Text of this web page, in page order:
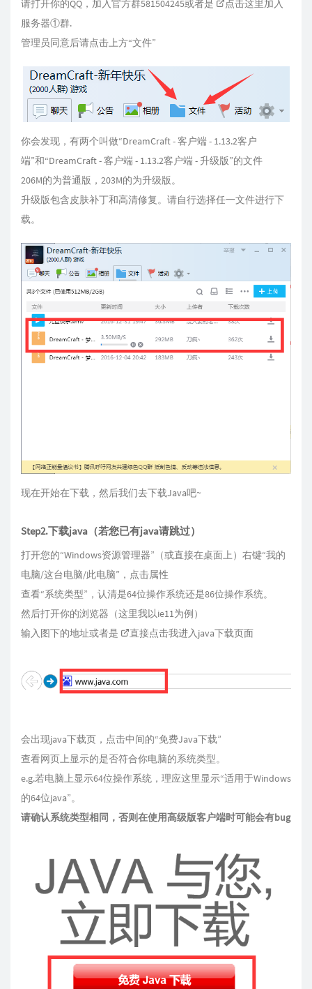
请打开你的QQ，加入官方群581504245或者是
点击这里加入
服务器①群.
管理员同意后请点击上方“文件”
你会发现，有两个叫做“DreamCraft - 客户端 - 1.13.2客户
端”和“DreamCraft - 客户端 - 1.13.2客户端 - 升级版”的文件
206M的为普通版，203M的为升级版。
升级版包含皮肤补丁和高清修复。请自行选择任一文件进行下
载。
现在开始在下载，然后我们去下载Java吧~
Step2.下载java（若您已有java请跳过）
打开您的“Windows资源管理器”（或直接在桌面上）右键“我的
电脑/这台电脑/此电脑”，点击属性
查看“系统类型”，认清是64位操作系统还是86位操作系统。
然后打开你的浏览器（这里我以ie11为例）
输入图下的地址或者是
直接点击我进入java下载页面
会出现java下载页，点击中间的“免费Java下载”
查看网页上显示的是否符合你电脑的系统类型。
e.g.若电脑上显示64位操作系统，理应这里显示“适用于Windows
的64位java”。
请确认系统类型相同，否则在使用高级版客户端时可能会有bug